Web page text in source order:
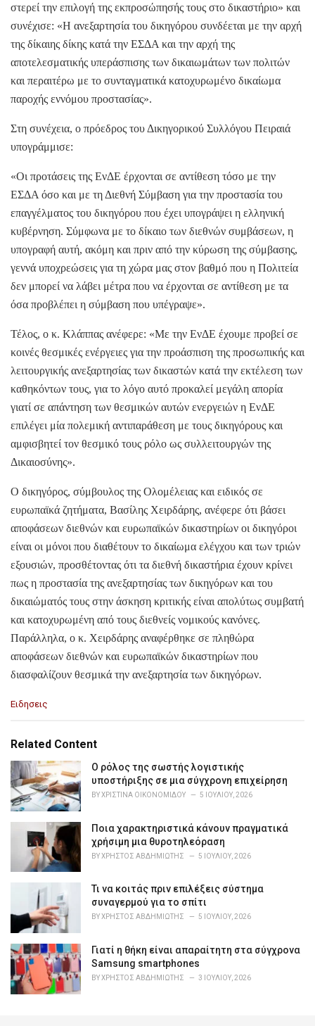
στερεί την επιλογή της εκπροσώπησής τους στο δικαστήριο» και
συνέχισε: «Η ανεξαρτησία του δικηγόρου συνδέεται με την αρχή
της δίκαιης δίκης κατά την ΕΣΔΑ και την αρχή της
αποτελεσματικής υπεράσπισης των δικαιωμάτων των πολιτών
και περαιτέρω με το συνταγματικά κατοχυρωμένο δικαίωμα
παροχής εννόμου προστασίας».
Στη συνέχεια, ο πρόεδρος του Δικηγορικού Συλλόγου Πειραιά
υπογράμμισε:
«Οι προτάσεις της ΕνΔΕ έρχονται σε αντίθεση τόσο με την
ΕΣΔΑ όσο και με τη Διεθνή Σύμβαση για την προστασία του
επαγγέλματος του δικηγόρου που έχει υπογράψει η ελληνική
κυβέρνηση. Σύμφωνα με το δίκαιο των διεθνών συμβάσεων, η
υπογραφή αυτή, ακόμη και πριν από την κύρωση της σύμβασης,
γεννά υποχρεώσεις για τη χώρα μας στον βαθμό που η Πολιτεία
δεν μπορεί να λάβει μέτρα που να έρχονται σε αντίθεση με τα
όσα προβλέπει η σύμβαση που υπέγραψε».
Τέλος, ο κ. Κλάππας ανέφερε: «Με την ΕνΔΕ έχουμε προβεί σε
κοινές θεσμικές ενέργειες για την προάσπιση της προσωπικής και
λειτουργικής ανεξαρτησίας των δικαστών κατά την εκτέλεση των
καθηκόντων τους, για το λόγο αυτό προκαλεί μεγάλη απορία
γιατί σε απάντηση των θεσμικών αυτών ενεργειών η ΕνΔΕ
επιλέγει μία πολεμική αντιπαράθεση με τους δικηγόρους και
αμφισβητεί τον θεσμικό τους ρόλο ως συλλειτουργών της
Δικαιοσύνης».
Ο δικηγόρος, σύμβουλος της Ολομέλειας και ειδικός σε
ευρωπαϊκά ζητήματα, Βασίλης Χειρδάρης, ανέφερε ότι βάσει
αποφάσεων διεθνών και ευρωπαϊκών δικαστηρίων οι δικηγόροι
είναι οι μόνοι που διαθέτουν το δικαίωμα ελέγχου και των τριών
εξουσιών, προσθέτοντας ότι τα διεθνή δικαστήρια έχουν κρίνει
πως η προστασία της ανεξαρτησίας των δικηγόρων και του
δικαιώματός τους στην άσκηση κριτικής είναι απολύτως συμβατή
και κατοχυρωμένη από τους διεθνείς νομικούς κανόνες.
Παράλληλα, ο κ. Χειρδάρης αναφέρθηκε σε πληθώρα
αποφάσεων διεθνών και ευρωπαϊκών δικαστηρίων που
διασφαλίζουν θεσμικά την ανεξαρτησία των δικηγόρων.
C
e
o
r
i
e
Ειδησεις
Related Content
Ο ρόλος της σωστής λογιστικής
υποστήριξης σε μια σύγχρονη επιχείρηση
BYΧΡΙΣΤΊΝΑ ΟΙΚΟΝΟΜΊΔΟΥ 5 ΙΟΥΛΊΟΥ, 2026
Ποια χαρακτηριστικά κάνουν πραγματικά
χρήσιμη μια θυροτηλεόραση
BYΧΡΉΣΤΟΣ ΑΒΔΗΜΙΏΤΗΣ 5 ΙΟΥΛΊΟΥ, 2026
Τι να κοιτάς πριν επιλέξεις σύστημα
συναγερμού για το σπίτι
BYΧΡΉΣΤΟΣ ΑΒΔΗΜΙΏΤΗΣ 5 ΙΟΥΛΊΟΥ, 2026
Γιατί η θήκη είναι απαραίτητη στα σύγχρονα
Samsung smartphones
BYΧΡΉΣΤΟΣ ΑΒΔΗΜΙΏΤΗΣ 3 ΙΟΥΛΊΟΥ, 2026